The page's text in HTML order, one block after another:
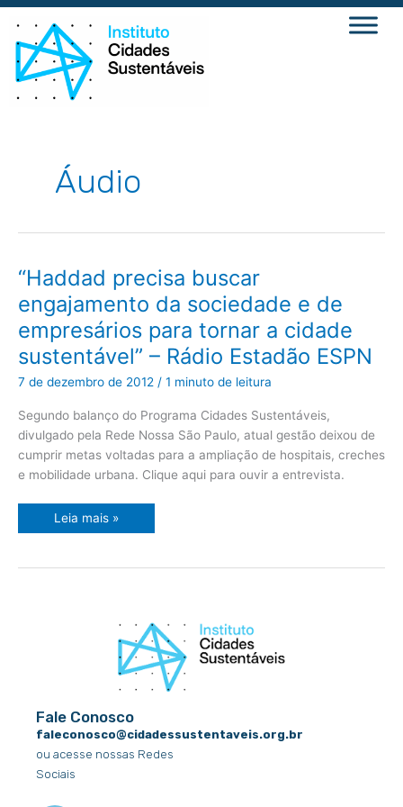
Ir
para
conteúdo
Áudio
“Haddad precisa buscar
engajamento da sociedade e de
empresários para tornar a cidade
sustentável” – Rádio Estadão ESPN
7 de dezembro de 2012 / 1 minuto de leitura
Segundo balanço do Programa Cidades Sustentáveis,
divulgado pela Rede Nossa São Paulo, atual gestão deixou de
cumprir metas voltadas para a ampliação de hospitais, creches
e mobilidade urbana. Clique aqui para ouvir a entrevista.
“Haddad
precisa
buscar
engajamento
da
sociedade
e
de
empresários
para
tornar
cidade
sustentável”
–
Rádio
Estadão
ESPN
Leia mais »
Fale Conosco
faleconosco@cidadessustentaveis.org.br
ou acesse nossas Redes
Sociais